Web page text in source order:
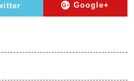
Google+